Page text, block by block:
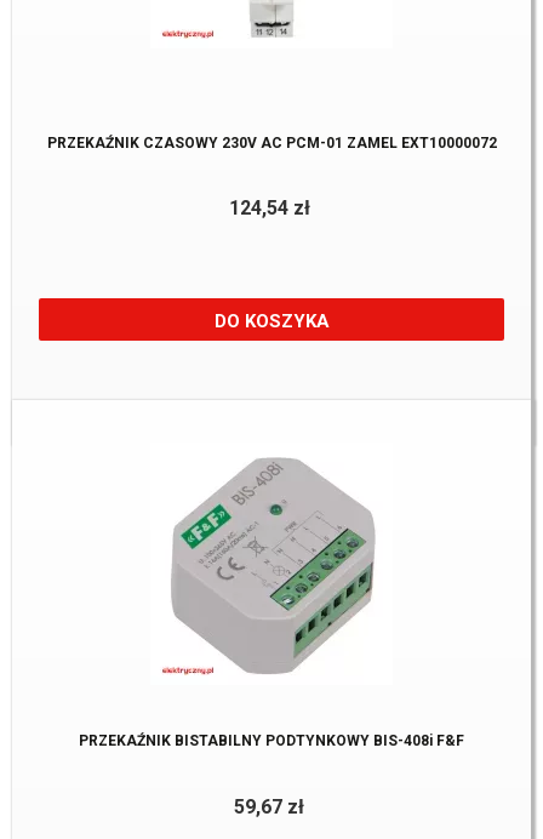
PRZEKAŹNIK CZASOWY 230V AC PCM-01 ZAMEL EXT10000072
124,54 zł
DO KOSZYKA
Dostępne:1 Szt.
PRZEKAŹNIK BISTABILNY PODTYNKOWY BIS-408i F&F
59,67 zł